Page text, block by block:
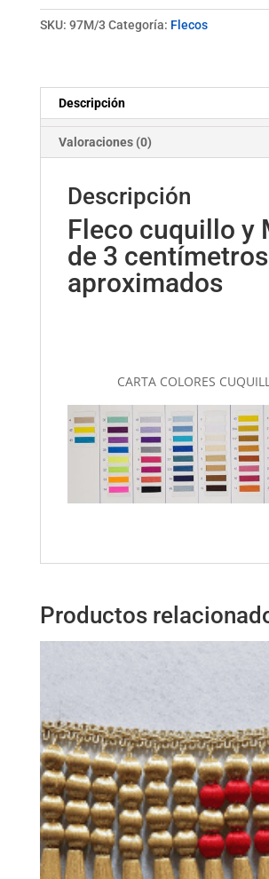
97M
cantidad
SKU: 97M/3 Categoría: Flecos
Descripción
Valoraciones (0)
Descripción
Fleco cuquillo y
de 3 centímetros
aproximados
CARTA COLORES
Productos